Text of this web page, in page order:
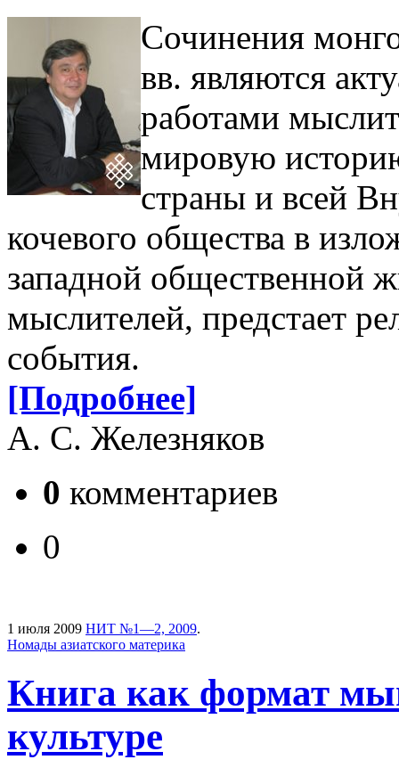
Сочинения
вв. являются
работами
мировую
страны и всей
кочевого общества в
западной общественной
мыслителей, предстает
события.
[Подробнее]
А. С. Железняков
0 комментариев
0
1 июля 2009 НИТ №1—2, 2009.
Номады азиатского материка
Книга как формат
культуре